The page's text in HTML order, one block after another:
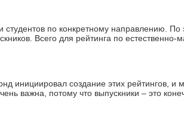
по конкретному направлению.
Всего для рейтинга по
инициировал создание этих рейтингов,
важна, потому что выпускники – это